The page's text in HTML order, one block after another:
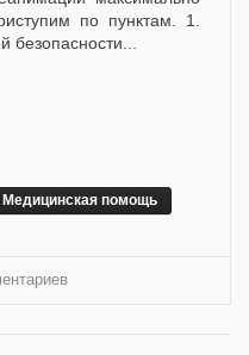
по пунктам. 1.
безопасности...
помощь